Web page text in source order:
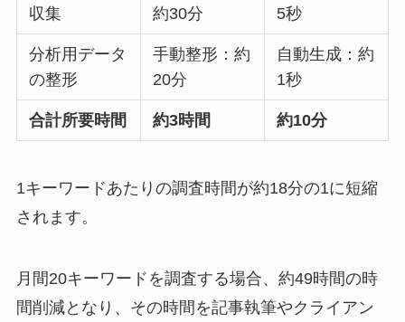
収集
約30分
5秒
分析用データ
の整形
手動整形：約
20分
自動生成：約
1秒
合計所要時間 約3時間 約10分
1キーワードあたりの調査時間が約18分の1に短縮
されます。
月間20キーワードを調査する場合、約49時間の時
間削減となり、その時間を記事執筆やクライアン